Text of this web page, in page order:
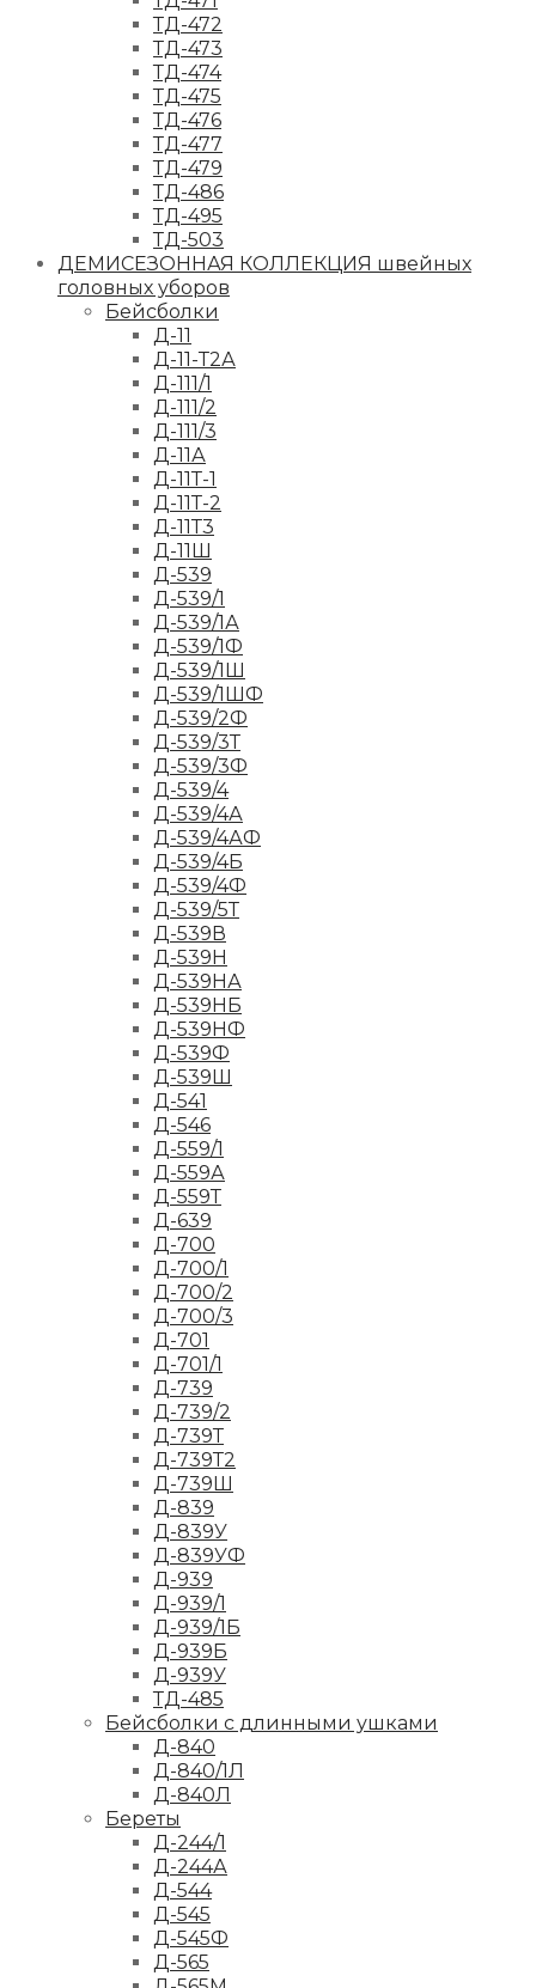
ТД-472
ТД-473
ТД-474
ТД-475
ТД-476
ТД-477
ТД-479
ТД-486
ТД-495
ТД-503
ДЕМИСЕЗОННАЯ КОЛЛЕКЦИЯ швейных
головных уборов
Бейсболки
Д-11
Д-11-Т2А
Д-111/1
Д-111/2
Д-111/3
Д-11А
Д-11Т-1
Д-11Т-2
Д-11Т3
Д-11Ш
Д-539
Д-539/1
Д-539/1А
Д-539/1Ф
Д-539/1Ш
Д-539/1ШФ
Д-539/2Ф
Д-539/3Т
Д-539/3Ф
Д-539/4
Д-539/4А
Д-539/4АФ
Д-539/4Б
Д-539/4Ф
Д-539/5Т
Д-539В
Д-539Н
Д-539НА
Д-539НБ
Д-539НФ
Д-539Ф
Д-539Ш
Д-541
Д-546
Д-559/1
Д-559А
Д-559Т
Д-639
Д-700
Д-700/1
Д-700/2
Д-700/3
Д-701
Д-701/1
Д-739
Д-739/2
Д-739Т
Д-739Т2
Д-739Ш
Д-839
Д-839У
Д-839УФ
Д-939
Д-939/1
Д-939/1Б
Д-939Б
Д-939У
ТД-485
Бейсболки с длинными ушками
Д-840
Д-840/1Л
Д-840Л
Береты
Д-244/1
Д-244А
Д-544
Д-545
Д-545Ф
Д-565